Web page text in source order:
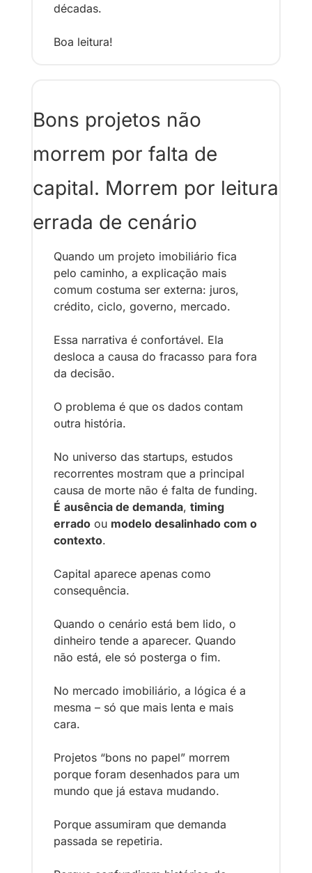
décadas.
Boa leitura!
Bons projetos não
morrem por falta de
capital. Morrem por leitura
errada de cenário
Quando um projeto imobiliário fica
pelo caminho, a explicação mais
comum costuma ser externa: juros,
crédito, ciclo, governo, mercado.
Essa narrativa é confortável. Ela
desloca a causa do fracasso para fora
da decisão.
O problema é que os dados contam
outra história.
No universo das startups, estudos
recorrentes mostram que a principal
É ausência de demanda, timing
errado ou modelo desalinhado com o
contexto.
Capital aparece apenas como
consequência.
Quando o cenário está bem lido, o
dinheiro tende a aparecer. Quando
não está, ele só posterga o fim.
No mercado imobiliário, a lógica é a
mesma – só que mais lenta e mais
cara.
Projetos “bons no papel” morrem
porque foram desenhados para um
mundo que já estava mudando.
Porque assumiram que demanda
passada se repetiria.